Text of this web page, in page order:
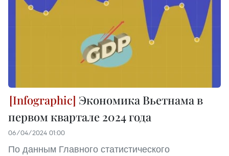
Экономика Вьетнама в
первом квартале 2024 года
06/04/2024 01:00
По данным Главного статистического